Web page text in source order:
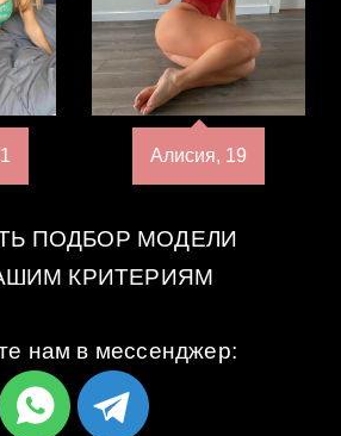
Алисия, 19
ПОДБОР МОДЕЛИ
КРИТЕРИЯМ
нам в мессенджер: